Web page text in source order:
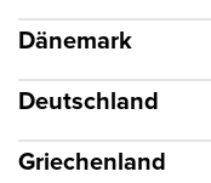
Dänemark
Deutschland
Griechenland